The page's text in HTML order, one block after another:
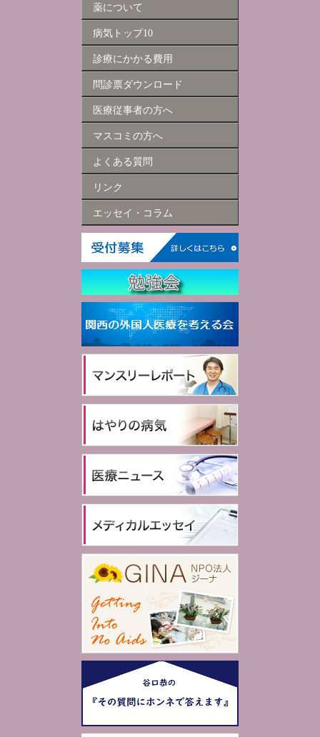
薬について
病気トップ10
診療にかかる費用
問診票ダウンロード
医療従事者の方へ
マスコミの方へ
よくある質問
リンク
エッセイ・コラム